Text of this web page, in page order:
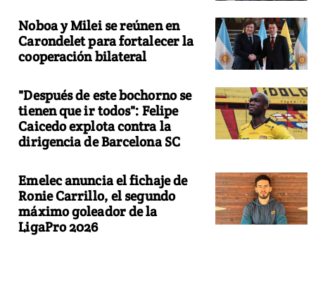
Noboa y Milei se reúnen en
Carondelet para fortalecer la
cooperación bilateral
"Después de este bochorno se
tienen que ir todos": Felipe
Caicedo explota contra la
dirigencia de Barcelona SC
Emelec anuncia el fichaje de
Ronie Carrillo, el segundo
máximo goleador de la
LigaPro 2026